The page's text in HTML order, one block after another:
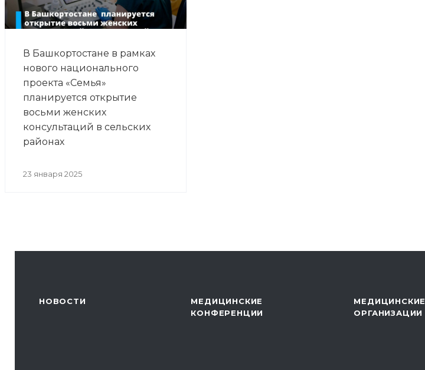
В Башкортостане в рамках
нового национального
проекта «Семья»
планируется открытие
восьми женских
консультаций в сельских
районах
23 января 2025
НОВОСТИ
МЕДИЦИНСКИЕ
КОНФЕРЕНЦИИ
МЕДИЦИНСКИЕ
ОРГАНИЗАЦИИ